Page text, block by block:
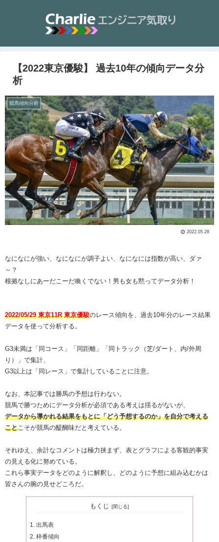
【2022東京優駿】 過去10年の傾向データ分
析
競馬傾向分析
2022.05.28
なになにが強い、なになにが調子よい、なになには指数が高い、ダァ
～？
根拠なしにあーだこーだ喚くでない！男も女も黙ってデータ分析！
2022/05/29 東京11R 東京優駿のレース傾向を、過去10年分のレース結果
データを使って分析する。
G3未満は「同コース」「同距離」「同トラック（芝/ダート、内/外周
り）」で集計、
G3以上は「同レース」で集計していることに注意。
なお、本記事では勝馬の予想は行わない。
競馬で勝つためにデータ分析が必須である考えは揺るがないが、
データから導かれる結果をもとに「どう予想するのか」を自分で考える
ことこそが競馬の醍醐味だと考えている。
それゆえ、余計なコメントは極力挟まず、表とグラフによる客観的事実
の見える化に努めている。
これら事実データをどのように解釈し、どのように予想に組み込むかは
皆さんの腕の見せどころだ。
もくじ
出馬表
枠番傾向